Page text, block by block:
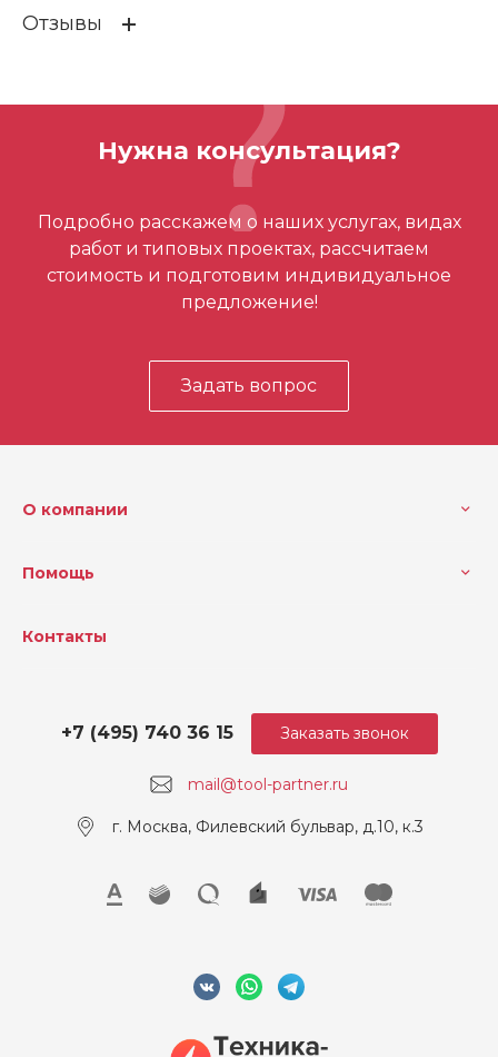
Бренд
1
Оранжевый
Отзывы
Отзывов ещё нет – ваш может стать
первым
Нужна консультация?
Подробно расскажем о наших услугах, видах
работ и типовых проектах, рассчитаем
стоимость и подготовим индивидуальное
предложение!
Задать вопрос
О компании
Помощь
Контакты
mail@tool-partner.ru
+7 (495) 740 36 15
г. Москва, Филевский бульвар, д.10, к.3
Заказать звонок